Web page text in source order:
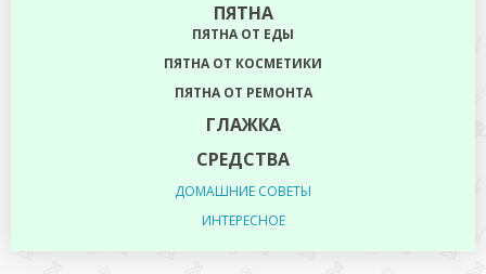
ПЯТНА
ПЯТНА ОТ ЕДЫ
ПЯТНА ОТ КОСМЕТИКИ
ПЯТНА ОТ РЕМОНТА
ГЛАЖКА
СРЕДСТВА
ДОМАШНИЕ СОВЕТЫ
ИНТЕРЕСНОЕ